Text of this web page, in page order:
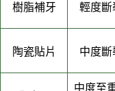
樹脂補牙 輕度斷
陶瓷貼片 中度斷
中度至